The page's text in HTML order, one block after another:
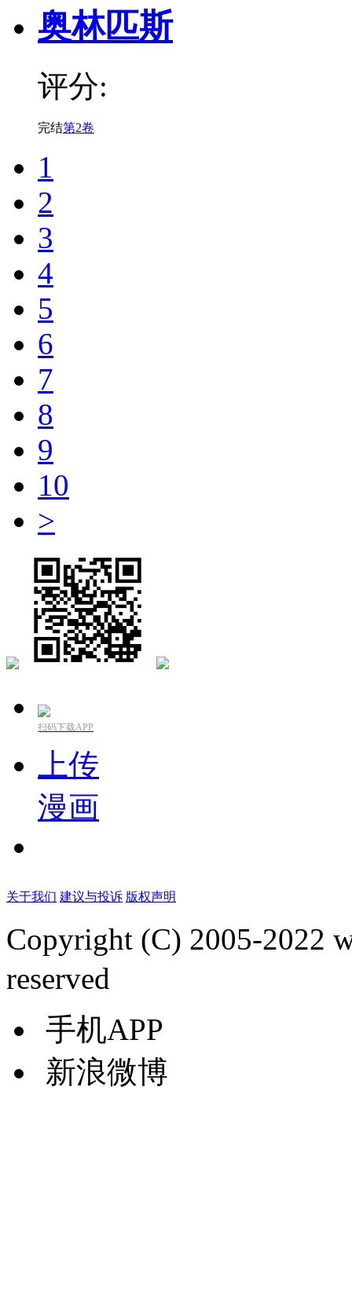
奥林匹斯
评分:
完结第2卷
1
2
3
4
5
6
7
8
9
10
>
扫码下载APP
上传
漫画
关于我们 建议与投诉 版权声明
Copyright (C) 2005-2022
reserved
手机APP
新浪微博